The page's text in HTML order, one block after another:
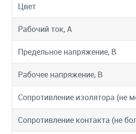
Цвет
Рабочий ток, А
Предельное напряжение, В
Рабочее напряжение, В
Сопротивление изолятора (не
Сопротивление контакта (не